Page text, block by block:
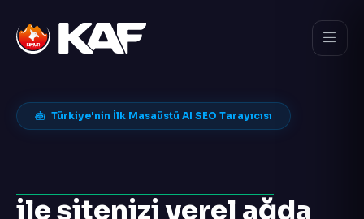
Türkiye'nin İlk Masaüstü AI SEO Tarayıcısı
ile sitenizi yerel ağda